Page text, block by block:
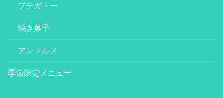
プチガトー
焼き菓子
アントルメ
季節限定メニュー